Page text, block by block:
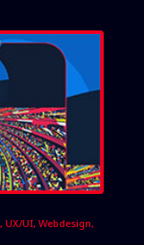
, UX/UI, Webdesign,